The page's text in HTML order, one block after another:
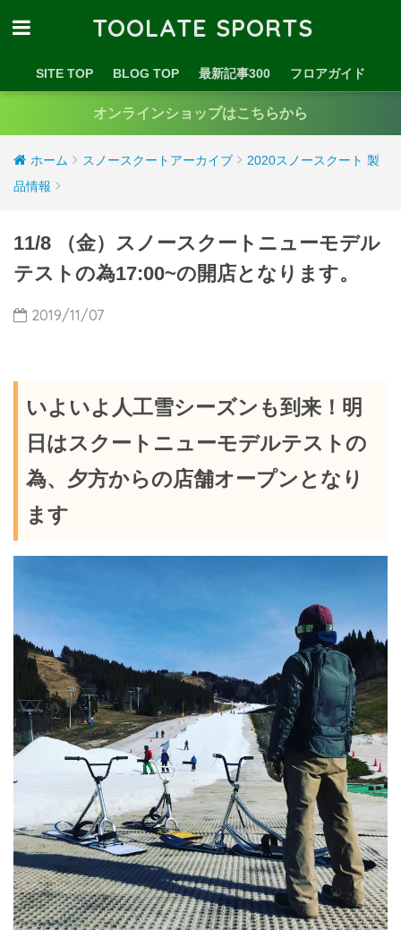
TOOLATE SPORTS
SITE TOP BLOG TOP 最新記事300 フロアガイド
オンラインショップはこちらから
ホーム スノースクートアーカイブ
2020スノースクート 製
品情報
11/8 （金）スノースクートニューモデル
テストの為17:00~の開店となります。
2019/11/07
いよいよ人工雪シーズンも到来！明
日はスクートニューモデルテストの
為、夕方からの店舗オープンとなり
ます